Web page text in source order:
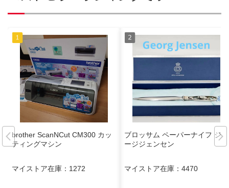
brother ScanNCut CM300 カッ
ティングマシン
マイストア在庫： 1272
ブロッサム ペーパーナイフ ジョ
ージジェンセン
マイストア在庫： 4470